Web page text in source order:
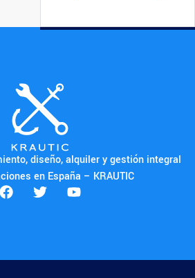
diseño, alquiler y gestión integral
en España – KRAUTIC